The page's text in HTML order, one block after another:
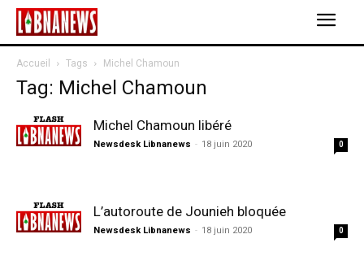
Accueil Tags Michel Chamoun
Tag: Michel Chamoun
Michel Chamoun libéré
Newsdesk Libnanews - 18 juin 2020 0
L’autoroute de Jounieh bloquée
Newsdesk Libnanews - 18 juin 2020 0